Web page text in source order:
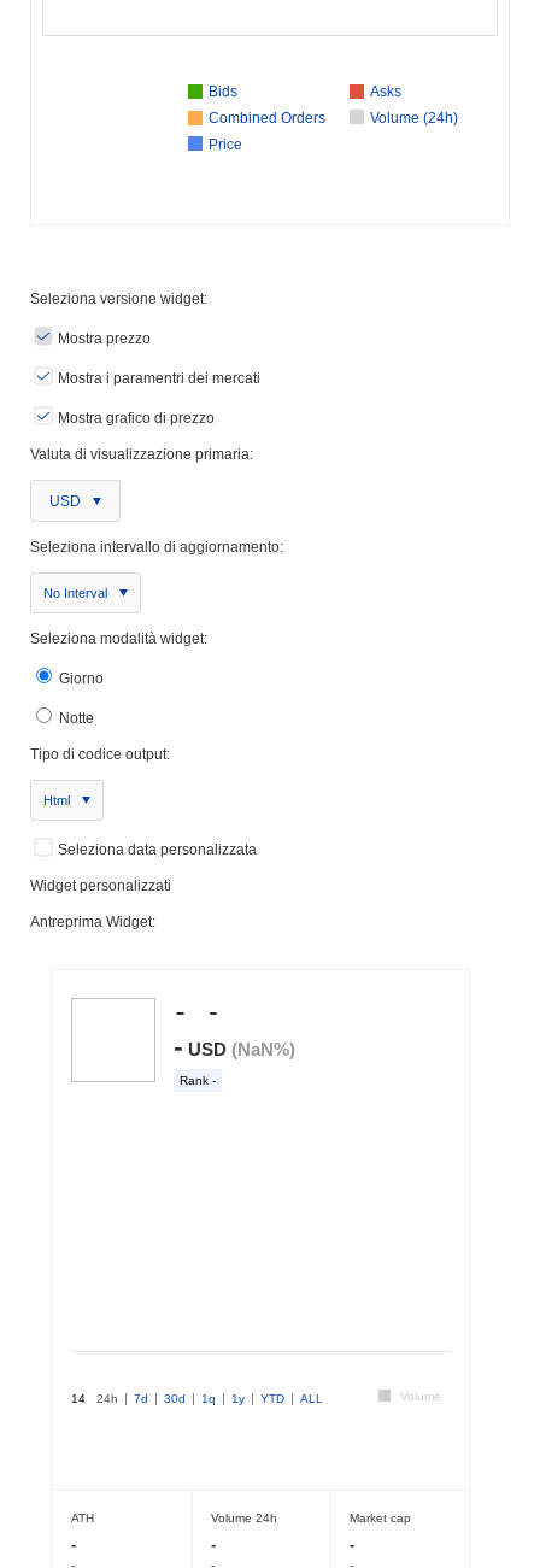
Bids
Asks
Combined Orders
Volume (24h)
Price
Seleziona versione widget:
Mostra prezzo
Mostra i paramentri dei mercati
Mostra grafico di prezzo
Valuta di visualizzazione primaria:
USD
Seleziona intervallo di aggiornamento:
No Interval
Seleziona modalità widget:
Giorno
Notte
Tipo di codice output:
Html
Seleziona data personalizzata
Widget personalizzati
Antreprima Widget: